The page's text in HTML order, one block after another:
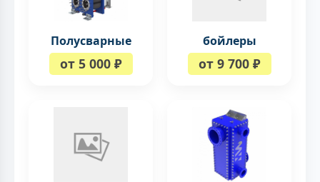
Полусварные
от 5 000 ₽
бойлеры
от 9 700 ₽